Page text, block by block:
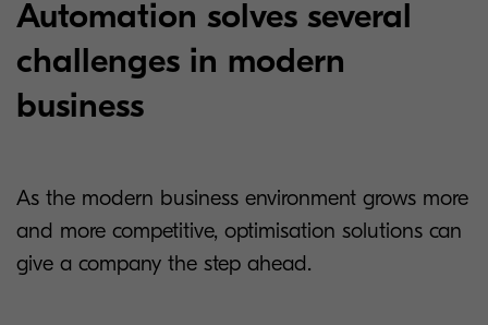
Automation solves several
challenges in modern
business
As the modern business environment grows more
and more competitive, optimisation solutions can
give a company the step ahead.